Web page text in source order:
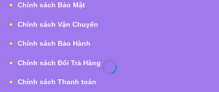
Chính sách Bảo Mật
Chính sách Vận Chuyển
Chính sách Bảo Hành
Chính sách Đổi Trả Hàng
Chính sách Thanh toán